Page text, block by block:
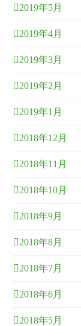
2019年5月
2019年4月
2019年3月
2019年2月
2019年1月
2018年12月
2018年11月
2018年10月
2018年9月
2018年8月
2018年7月
2018年6月
2018年5月